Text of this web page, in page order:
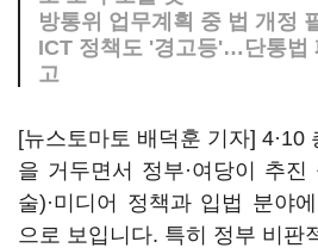
방통위 업무계획 중 법 개정
ICT 정책도 '경고등'…단통법
고
[뉴스토마토 배덕훈 기자] 4·10
을 거두면서 정부·여당이 추진
술)·미디어 정책과 입법 분야
으로 보입니다. 특히 정부 비판